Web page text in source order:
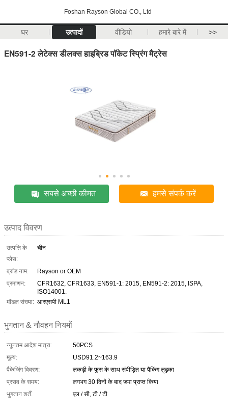
Foshan Rayson Global CO., Ltd
घर उत्पादों वीडियो हमारे बारे में >>
EN591-2 लेटेक्स डीलक्स हाइब्रिड पॉकेट स्प्रिंग मैट्रेस
सबसे अच्छी कीमत हमसे संपर्क करें
उत्पाद विवरण
उत्पत्ति के
प्लेस:
चीन
ब्रांड नाम:
Rayson or OEM
प्रमाणन:
CFR1632, CFR1633, EN591-1: 2015, EN591-2: 2015, ISPA,
ISO14001.
मॉडल संख्या: आरएसपी ML1
भुगतान & नौवहन नियमों
न्यूनतम आदेश मात्रा:
50PCS
मूल्य:
USD91.2~163.9
पैकेजिंग विवरण:
लकड़ी के फूस के साथ संपीड़ित या पैकिंग लुढ़का
प्रसव के समय:
लगभग 30 दिनों के बाद जमा प्राप्त किया
भुगतान शर्तें:
एल / सी, टी / टी